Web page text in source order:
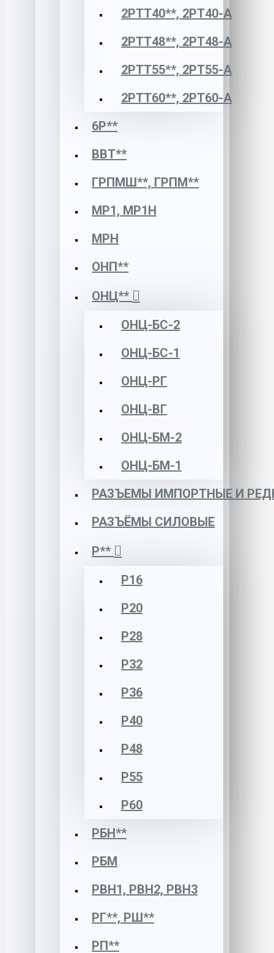
2РТТ40**, 2РТ40-А
2РТТ48**, 2РТ48-А
2РТТ55**, 2РТ55-А
2РТТ60**, 2РТ60-А
6Р**
ВВТ**
ГРПМШ**, ГРПМ**
МР1, МР1Н
МРН
ОНП**
ОНЦ**
ОНЦ-БС-2
ОНЦ-БС-1
ОНЦ-РГ
ОНЦ-ВГ
ОНЦ-БМ-2
ОНЦ-БМ-1
РАЗЪЕМЫ ИМПОРТНЫЕ И
РАЗЪЁМЫ СИЛОВЫЕ
Р**
Р16
Р20
Р28
Р32
Р36
Р40
Р48
Р55
Р60
РБН**
РБМ
РВН1, РВН2, РВН3
РГ**, РШ**
РП**